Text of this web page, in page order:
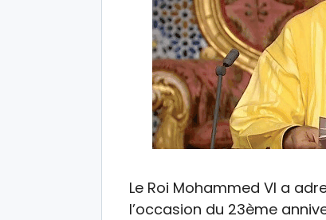
Le Roi Mohammed VI a
l’occasion du 23ème